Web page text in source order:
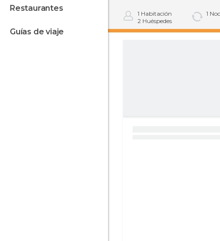
restaurantes
guías de viaje
1 Habitación
2 Huéspedes
1